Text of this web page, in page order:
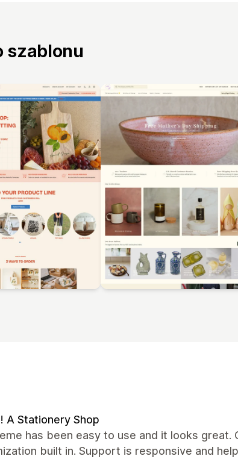
szablonu
A Stationery Shop
has been easy to use and it looks
built in. Support is responsive and